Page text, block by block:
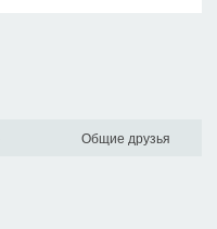
Общие друзья